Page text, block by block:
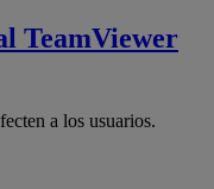
TeamViewer
a los usuarios.